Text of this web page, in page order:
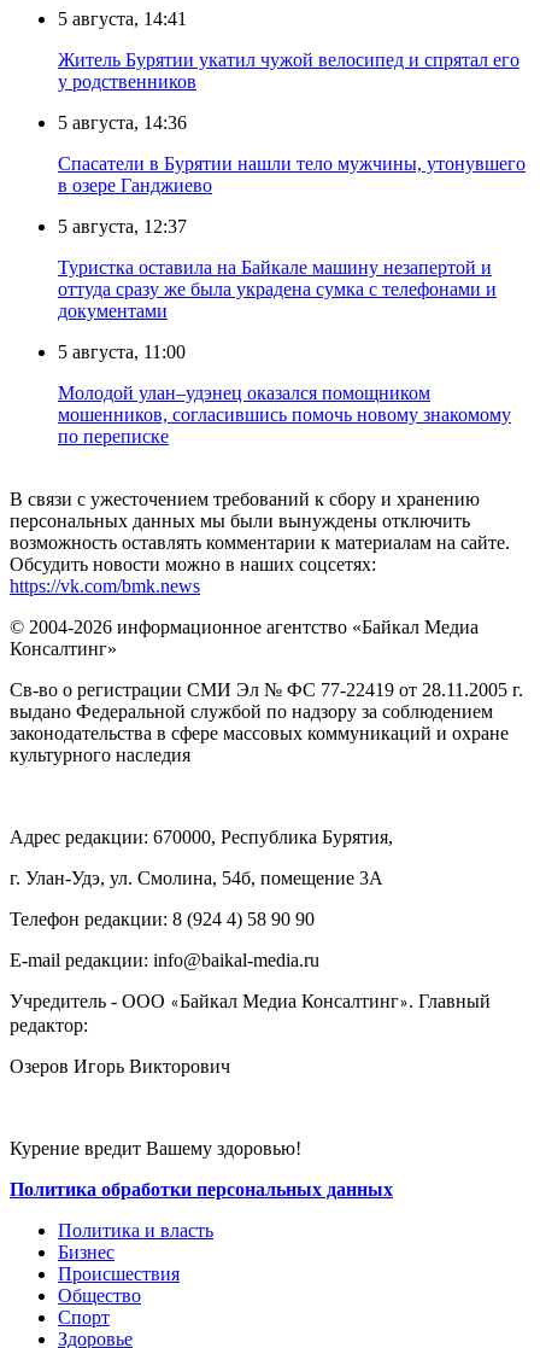
5 августа, 14:41
Житель Бурятии укатил чужой велосипед и спрятал его
у родственников
5 августа, 14:36
Спасатели в Бурятии нашли тело мужчины, утонувшего
в озере Ганджиево
5 августа, 12:37
Туристка оставила на Байкале машину незапертой и
оттуда сразу же была украдена сумка с телефонами и
документами
5 августа, 11:00
Молодой улан–удэнец оказался помощником
мошенников, согласившись помочь новому знакомому
по переписке
В связи с ужесточением требований к сбору и хранению
персональных данных мы были вынуждены отключить
возможность оставлять комментарии к материалам на сайте.
Обсудить новости можно в наших соцсетях:
https://vk.com/bmk.news
© 2004-2026 информационное агентство «Байкал Медиа
Консалтинг»
Св-во о регистрации СМИ Эл № ФС 77-22419 от 28.11.2005 г.
выдано Федеральной службой по надзору за соблюдением
законодательства в сфере массовых коммуникаций и охране
культурного наследия
Адрес редакции: 670000, Республика Бурятия,
г. Улан-Удэ, ул. Смолина, 54б, помещение 3А
Телефон редакции: ‎‎8 (924 4) 58 90 90
E-mail редакции: info@baikal-media.ru
Учредитель - ООО «Байкал Медиа Консалтинг». Главный
редактор:
Озеров Игорь Викторович
Курение вредит Вашему здоровью!
Политика обработки персональных данных
Политика и власть
Бизнес
Происшествия
Общество
Cпорт
Здоровье